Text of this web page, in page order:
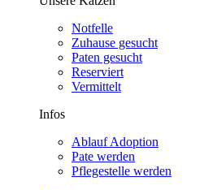
Notfelle
Zuhause gesucht
Paten gesucht
Reserviert
Vermittelt
Infos
Ablauf Adoption
Pate werden
Pflegestelle werden